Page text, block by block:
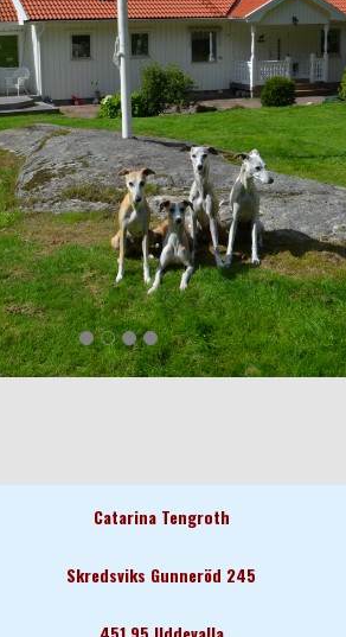
Catarina Tengroth
Skredsviks Gunneröd 245